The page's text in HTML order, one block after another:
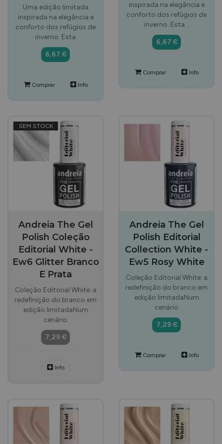
Uma edição limitada
inspirada na elegância e
conforto dos refúgios de
inverno. Esta
6,67 €
Comprar Info
inspirada na elegância e
conforto dos refúgios de
inverno. Esta…
6,67 €
Comprar Info
SEM STOCK
Andreia The Gel
Polish Coleção
Editorial White -
Ew6 Glitter Branco
E Prata
Coleção Editorial White: a
redefinição do branco em
edição limitadaNum
cenário
7,29 €
Info
Andreia The Gel
Polish Editorial
Collection White -
Ew5 Rosy White
Coleção Editorial White: a
redefinição do branco em
edição limitadaNum
cenário
7,29 €
Comprar Info